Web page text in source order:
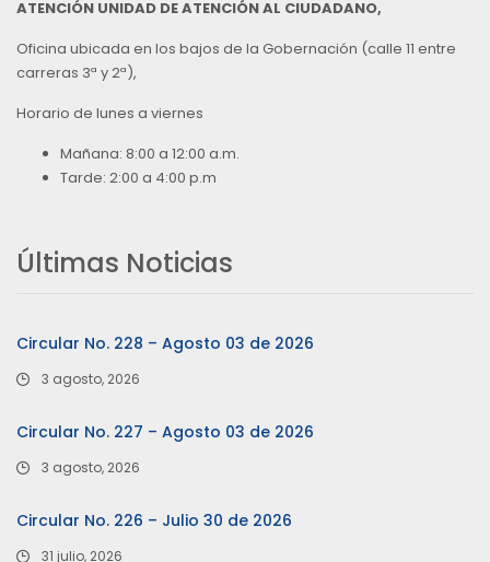
ATENCIÓN UNIDAD DE ATENCIÓN AL CIUDADANO,
Oficina ubicada en los bajos de la Gobernación (calle 11 entre
carreras 3ª y 2ª),
Horario de lunes a viernes
Mañana: 8:00 a 12:00 a.m.
Tarde: 2:00 a 4:00 p.m
Últimas Noticias
Circular No. 228 – Agosto 03 de 2026
3 agosto, 2026
Circular No. 227 – Agosto 03 de 2026
3 agosto, 2026
Circular No. 226 – Julio 30 de 2026
31 julio, 2026